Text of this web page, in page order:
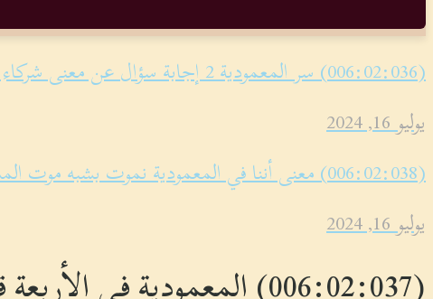
(006:02:036) سر المعمودية 2 إجابة سؤال عن معنى شركاء الطبيعة الإلهية وتأله الإنسان
يوليو 16, 2024
(006:02:038) معنى أننا في المعمودية نموت بشبه موت المسيح
يوليو 16, 2024
(006:02:037) المعمودية في الأربعة قرون الأولى للميلاد